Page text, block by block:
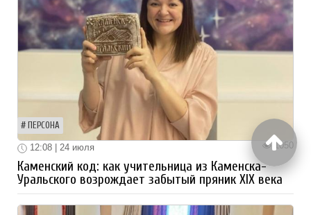
ПЕРСОНА
1050
12:08 | 24 июля
Каменский код: как учительница из Каменска-
Уральского возрождает забытый пряник XIX века